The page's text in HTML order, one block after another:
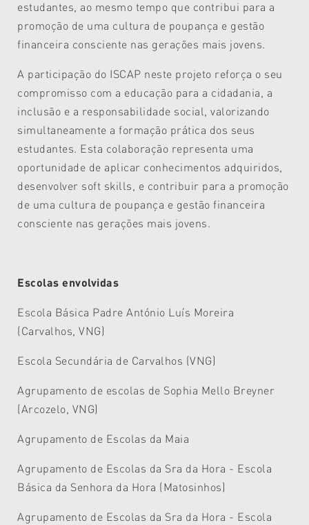
estudantes, ao mesmo tempo que contribui para a
promoção de uma cultura de poupança e gestão
financeira consciente nas gerações mais jovens.
A participação do ISCAP neste projeto reforça o seu
compromisso com a educação para a cidadania, a
inclusão e a responsabilidade social, valorizando
simultaneamente a formação prática dos seus
estudantes. Esta colaboração representa uma
oportunidade de aplicar conhecimentos adquiridos,
desenvolver soft skills, e contribuir para a promoção
de uma cultura de poupança e gestão financeira
consciente nas gerações mais jovens.
Escolas envolvidas
Escola Básica Padre António Luís Moreira
(Carvalhos, VNG)
Escola Secundária de Carvalhos (VNG)
Agrupamento de escolas de Sophia Mello Breyner
(Arcozelo, VNG)
Agrupamento de Escolas da Maia
Agrupamento de Escolas da Sra da Hora - Escola
Básica da Senhora da Hora (Matosinhos)
Agrupamento de Escolas da Sra da Hora - Escola